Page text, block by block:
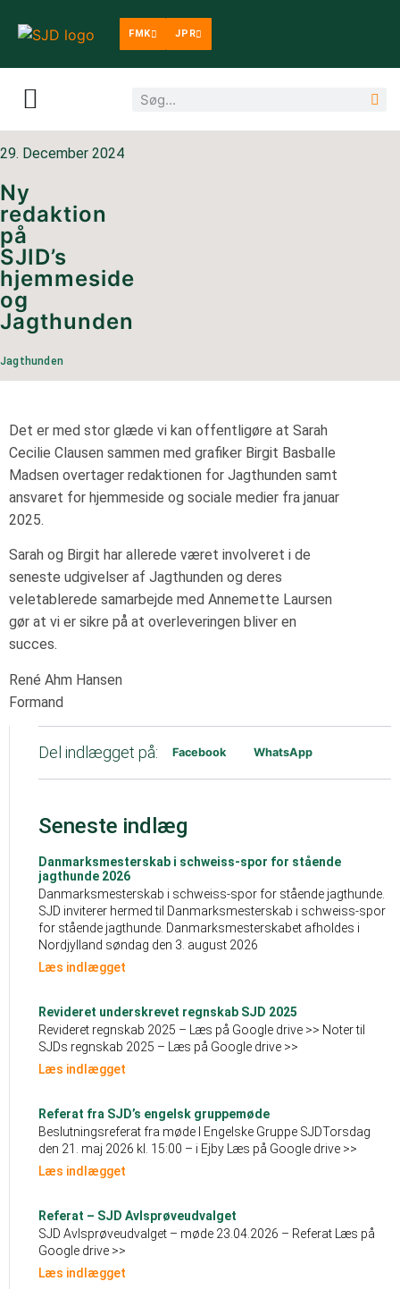
FMK JPR
29. December 2024
Ny
redaktion
på
SJID’s
hjemmeside
og
Jagthunden
Jagthunden
Del indlægget på: Facebook WhatsApp
Seneste indlæg
Danmarksmesterskab i schweiss-spor for stående
jagthunde 2026
Danmarksmesterskab i schweiss-spor for stående jagthunde.
SJD inviterer hermed til Danmarksmesterskab i schweiss-spor
for stående jagthunde. Danmarksmesterskabet afholdes i
Nordjylland søndag den 3. august 2026
Læs indlægget
Revideret underskrevet regnskab SJD 2025
Revideret regnskab 2025 – Læs på Google drive >> Noter til
SJDs regnskab 2025 – Læs på Google drive >>
Læs indlægget
Referat fra SJD’s engelsk gruppemøde
Beslutningsreferat fra møde I Engelske Gruppe SJDTorsdag
den 21. maj 2026 kl. 15:00 – i Ejby Læs på Google drive >>
Læs indlægget
Referat – SJD Avlsprøveudvalget
SJD Avlsprøveudvalget – møde 23.04.2026 – Referat Læs på
Google drive >>
Læs indlægget
Det er med stor glæde vi kan offentligøre at Sarah
Cecilie Clausen sammen med grafiker Birgit Basballe
Madsen overtager redaktionen for Jagthunden samt
ansvaret for hjemmeside og sociale medier fra januar
2025.
Sarah og Birgit har allerede været involveret i de
seneste udgivelser af Jagthunden og deres
veletablerede samarbejde med Annemette Laursen
gør at vi er sikre på at overleveringen bliver en
succes.
René Ahm Hansen
Formand